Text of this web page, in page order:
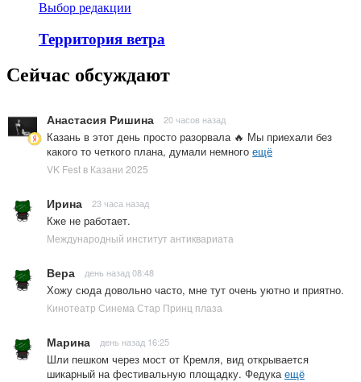
Выбор редакции
Территория ветра
Сейчас обсуждают
Анастасия Ришина 20 часов назад
Казань в этот день просто разорвала 🔥 Мы приехали без
какого то четкого плана, думали немного ещё
VK Fest в Казани 2025
Ирина 23 часа назад
Кже не работает.
Международный институт антиквариата
Вера день назад 08:48
Хожу сюда довольно часто, мне тут очень уютно и приятно.
Кинотеатр Синема Стар Принц плаза
Марина день назад 16:25
Шли пешком через мост от Кремля, вид открывается
шикарный на фестивальную площадку. Федукаещё